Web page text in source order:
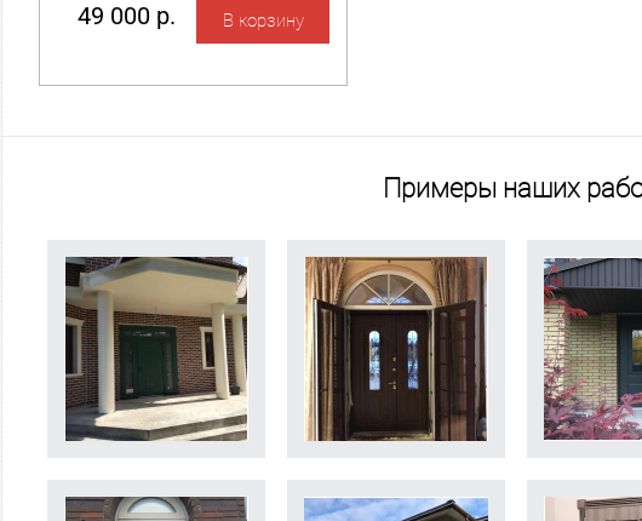
49 000 р.
Примеры наших